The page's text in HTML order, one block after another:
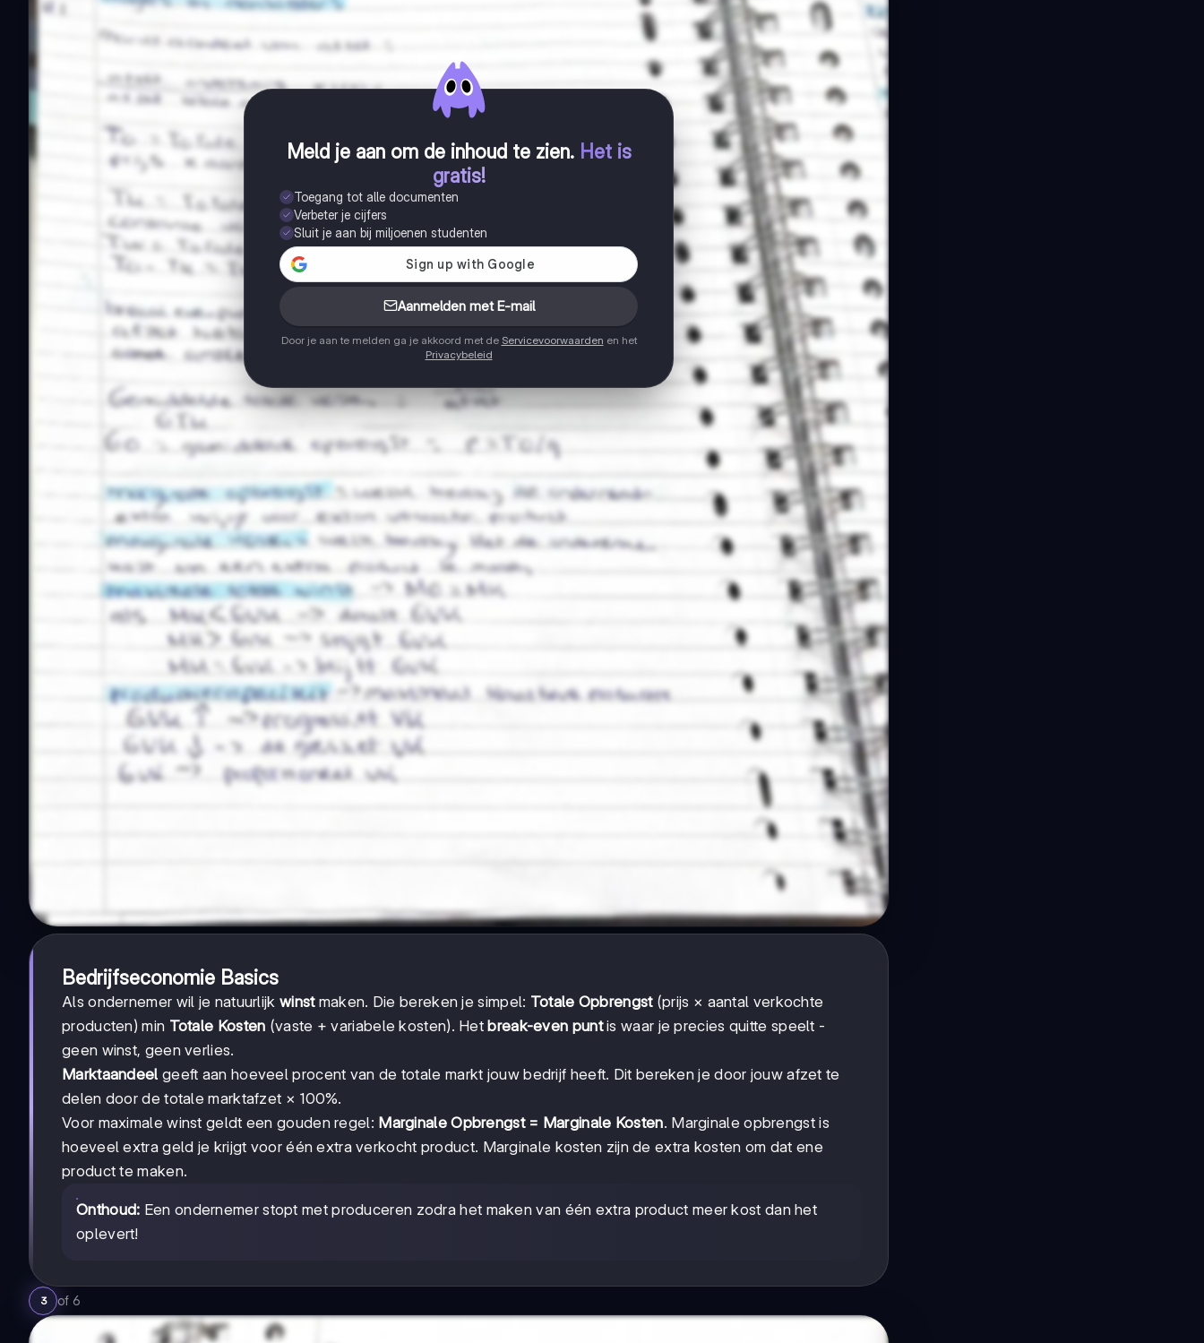
Meld je aan om de inhoud te zien. Het is
gratis!
Toegang tot alle documenten
Verbeter je cijfers
Sluit je aan bij miljoenen studenten
Aanmelden met E-mail
Door je aan te melden ga je akkoord met de Servicevoorwaarden en het
Privacybeleid
Bedrijfseconomie Basics
Als ondernemer wil je natuurlijk winstmaken. Die bereken je simpel: Totale Opbrengst(prijs × aantal verkochte
producten) min Totale Kosten (vaste + variabele kosten). Het break-even puntis waar je precies quitte speelt -
geen winst, geen verlies.
Marktaandeel geeft aan hoeveel procent van de totale markt jouw bedrijf heeft. Dit bereken je door jouw afzet te
delen door de totale marktafzet × 100%.
Voor maximale winst geldt een gouden regel: Marginale Opbrengst = Marginale Kosten. Marginale opbrengst is
hoeveel extra geld je krijgt voor één extra verkocht product. Marginale kosten zijn de extra kosten om dat ene
product te maken.
Onthoud: Een ondernemer stopt met produceren zodra het maken van één extra product meer kost dan het
oplevert!
3 of 6